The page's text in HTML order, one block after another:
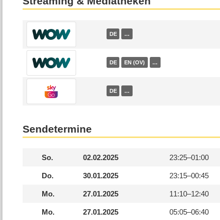
DE …
DE EN (OV) …
DE …
Sendetermine
So. 02.02.2025 23:25–01:00
Do. 30.01.2025 23:15–00:45
Mo. 27.01.2025 11:10–12:40
Mo. 27.01.2025 05:05–06:40